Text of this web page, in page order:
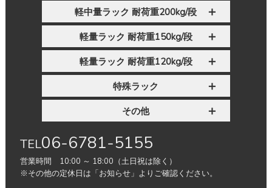
軽中量ラック 耐荷重200kg/段
軽量ラック 耐荷重150kg/段
軽量ラック 耐荷重120kg/段
特殊ラック
その他
TEL06-6781-5155
営業時間 10:00 ～ 18:00（土日祝は除く）
※その他の定休日は「お知らせ」よりご確認ください。